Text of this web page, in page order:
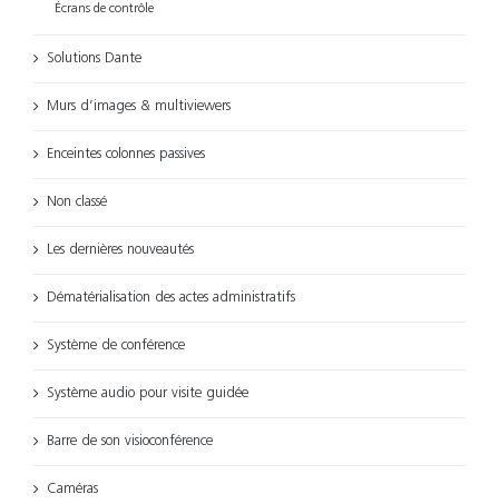
Écrans de contrôle
Solutions Dante
Murs d’images & multiviewers
Enceintes colonnes passives
Non classé
Les dernières nouveautés
Dématérialisation des actes administratifs
Système de conférence
Système audio pour visite guidée
Barre de son visioconférence
Caméras